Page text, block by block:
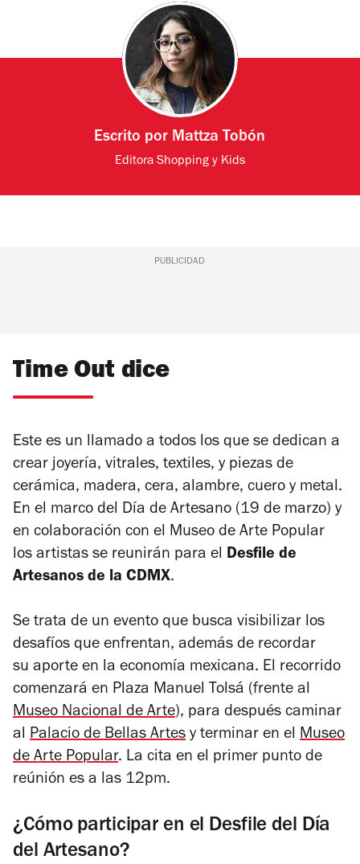
Escrito por Mattza Tobón
Editora Shopping y Kids
PUBLICIDAD
Time Out dice
Este es un llamado a todos los que se dedican a
crear joyería, vitrales, textiles, y piezas de
cerámica, madera, cera, alambre, cuero y metal.
En el marco del Día de Artesano (19 de marzo) y
en colaboración con el Museo de Arte Popular
los artistas se reunirán para el Desfile de
Artesanos de la CDMX.
Se trata de un evento que busca visibilizar los
desafíos que enfrentan, además de recordar
su aporte en la economía mexicana. El recorrido
comenzará en Plaza Manuel Tolsá (frente al
Museo Nacional de Arte), para después caminar
al Palacio de Bellas Artes y terminar en el Museo
de Arte Popular. La cita en el primer punto de
reúnión es a las 12pm.
¿Cómo participar en el Desfile del Día
del Artesano?